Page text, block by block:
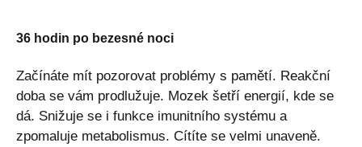
36 hodin po bezesné noci
Začínáte mít pozorovat problémy s pamětí. Reakční
doba se vám prodlužuje. Mozek šetří energií, kde se
dá. Snižuje se i funkce imunitního systému a
zpomaluje metabolismus. Cítíte se velmi unaveně.